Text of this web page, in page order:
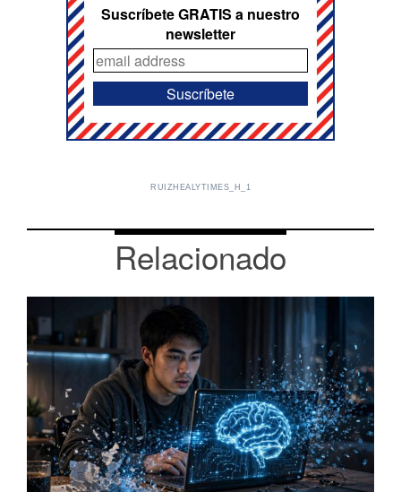
Suscríbete GRATIS a nuestro
newsletter
RUIZHEALYTIMES_H_1
Relacionado